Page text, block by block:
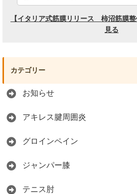
カテゴリー
お知らせ
アキレス腱周囲炎
グロインペイン
ジャンパー膝
テニス肘